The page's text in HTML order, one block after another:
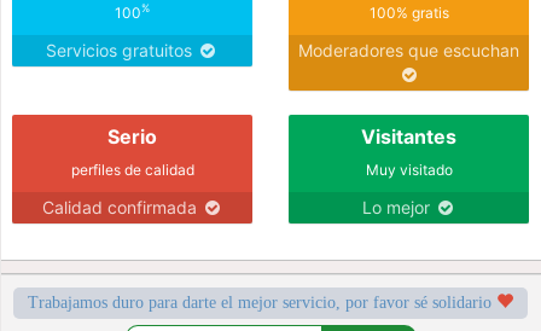
100%
Servicios gratuitos
100% gratis
Moderadores que escuchan
Serio
perfiles de calidad
Calidad confirmada
Visitantes
Muy visitado
Lo mejor
Trabajamos duro para darte el mejor servicio, por favor sé solidario